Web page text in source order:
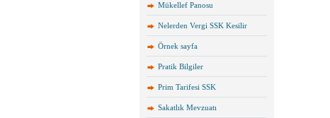
Mükellef Panosu
Nelerden Vergi SSK Kesilir
Örnek sayfa
Pratik Bilgiler
Prim Tarifesi SSK
Sakatlık Mevzuatı